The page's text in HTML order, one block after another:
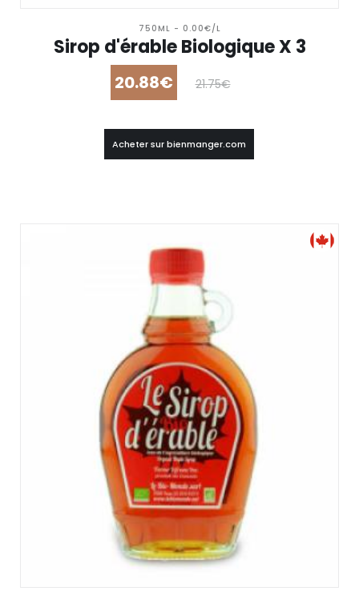
750ML - 0.00€/L
Sirop d'érable Biologique X 3
20.88€ 21.75€
Acheter sur bienmanger.com